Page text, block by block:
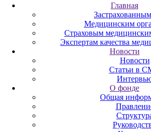
Главная
Медицинским
Страховым
Экспертам качества
Новости
Новости
Статьи в
О фонде
Общая